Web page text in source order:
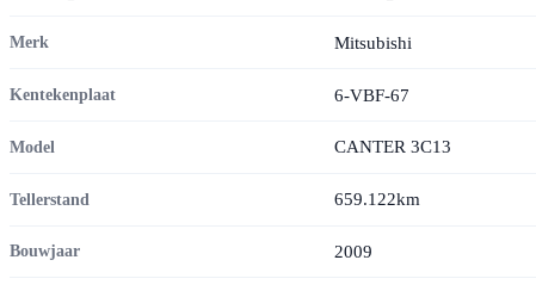
Merk Mitsubishi
Kentekenplaat 6-VBF-67
Model CANTER 3C13
Tellerstand 659.122km
Bouwjaar 2009